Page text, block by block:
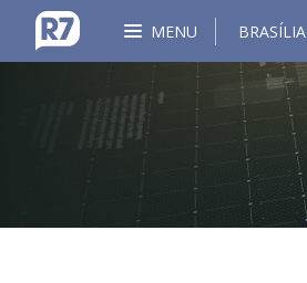
MENU BRASÍLIA